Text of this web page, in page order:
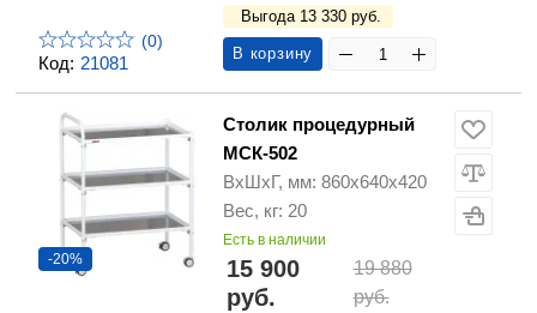
Код: 21081
(0)
Выгода 13 330 руб.
В корзину
-20%
Столик процедурный
МСК-502
ВхШхГ, мм: 860х640х420
Вес, кг: 20
Есть в наличии
15 900
руб.
19 880
руб.